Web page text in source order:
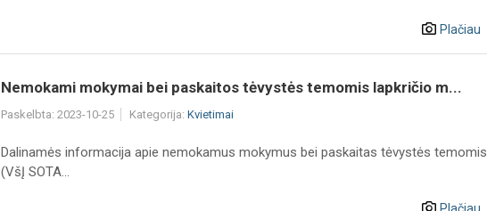
Plačiau
Nemokami mokymai bei paskaitos tėvystės temomis lapkričio m...
Paskelbta: 2023-10-25 Kategorija: Kvietimai
Dalinamės informacija apie nemokamus mokymus bei paskaitas tėvystės temomis
(VšĮ SOTA...